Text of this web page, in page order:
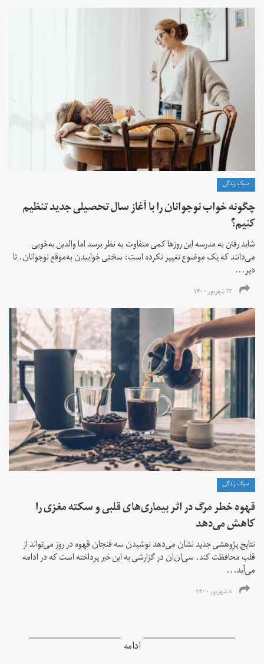
سبک زندگی
چگونه خواب نوجوانان را با آغاز سال تحصیلی جدید تنظیم
کنیم؟
شاید رفتن به مدرسه این روزها کمی متفاوت به نظر برسد اما والدین به‌خوبی
می‌دانند که یک موضوع تغییر نکرده است: سختی خوابیدن به‌موقع نوجوانان. تا
دیر‌‌...
۲۲ شهریور ۱۴۰۰
سبک زندگی
قهوه خطر مرگ در اثر بیماری‌های قلبی و سکته مغزی را
کاهش می‌دهد
نتایج پژوهشی جدید نشان می‌دهد نوشیدن سه فنجان قهوه در روز می‌تواند از
قلب محافظت کند. سی‌ان‌ان در گزارشی به این خبر پرداخته است که در ادامه
می‌آید...
۸ شهریور ۱۴۰۰
ادامه